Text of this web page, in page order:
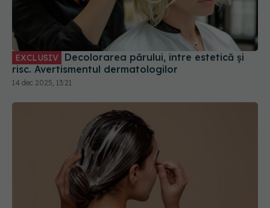
Decolorarea părului, între estetică și
risc. Avertismentul dermatologilor
14 dec 2025, 13:21
Masca ce îți repară părul de la rădăcină. Ai